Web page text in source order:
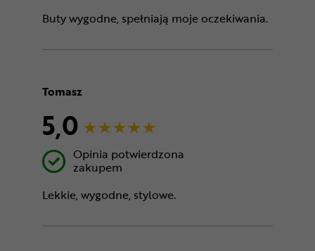
Buty wygodne, spełniają moje oczekiwania.
Tomasz
5,0
Opinia potwierdzona
zakupem
Lekkie, wygodne, stylowe.